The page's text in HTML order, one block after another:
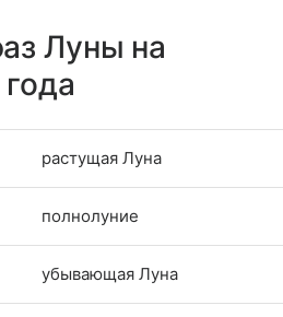
Луны на
растущая Луна
полнолуние
убывающая Луна